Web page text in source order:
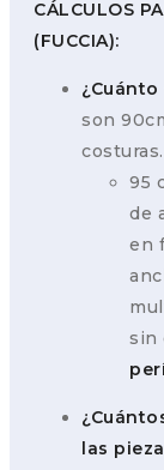
CÁLCULOS
(FUCCIA):
son
costuras.
95
de
en
sin
las